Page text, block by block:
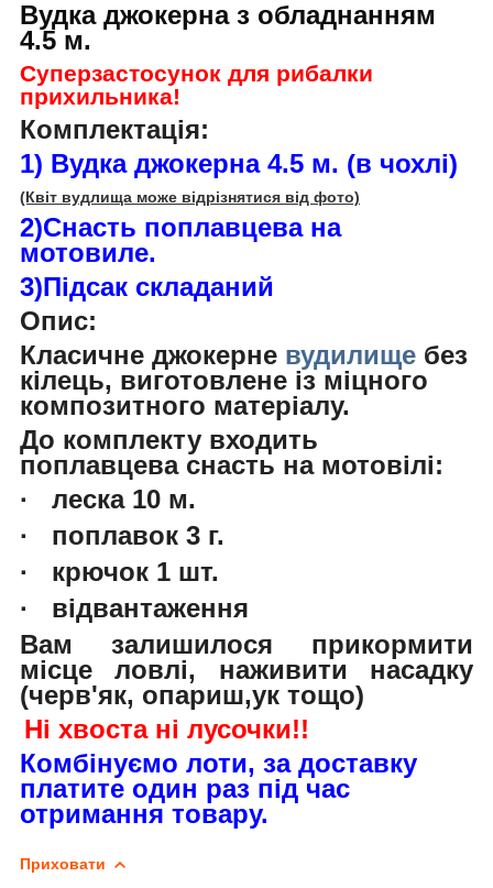
Вудка джокерна з обладнанням
4.5 м.
Суперзастосунок для рибалки
прихильника!
Комплектація:
1) Вудка джокерна 4.5 м. (в чохлі)
(Квіт вудлища може відрізнятися від фото)
2)Снасть поплавцева на
мотовиле.
3)Підсак складаний
Опис:
Класичне джокерне вудилище без
кілець, виготовлене із міцного
композитного матеріалу.
До комплекту входить
поплавцева снасть на мотовілі:
·
леска 10 м.
·
поплавок 3 г.
·
крючок 1 шт.
·
відвантаження
Вам залишилося прикормити
місце ловлі, наживити насадку
(черв'як, опариш,ук тощо)
Ні хвоста ні лусочки!!
Комбінуємо лоти, за доставку
платите один раз під час
отримання товару.
Приховати